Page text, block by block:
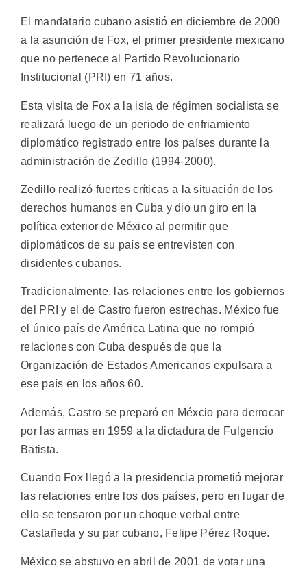
El mandatario cubano asistió en diciembre de 2000
a la asunción de Fox, el primer presidente mexicano
que no pertenece al Partido Revolucionario
Institucional (PRI) en 71 años.
Esta visita de Fox a la isla de régimen socialista se
realizará luego de un periodo de enfriamiento
diplomático registrado entre los países durante la
administración de Zedillo (1994-2000).
Zedillo realizó fuertes críticas a la situación de los
derechos humanos en Cuba y dio un giro en la
política exterior de México al permitir que
diplomáticos de su país se entrevisten con
disidentes cubanos.
Tradicionalmente, las relaciones entre los gobiernos
del PRI y el de Castro fueron estrechas. México fue
el único país de América Latina que no rompió
relaciones con Cuba después de que la
Organización de Estados Americanos expulsara a
ese país en los años 60.
Además, Castro se preparó en Méxcio para derrocar
por las armas en 1959 a la dictadura de Fulgencio
Batista.
Cuando Fox llegó a la presidencia prometió mejorar
las relaciones entre los dos países, pero en lugar de
ello se tensaron por un choque verbal entre
Castañeda y su par cubano, Felipe Pérez Roque.
México se abstuvo en abril de 2001 de votar una